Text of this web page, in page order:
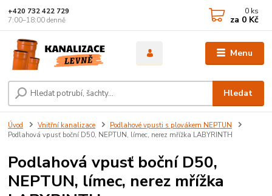
Menu
Hledat
+420 732 422 729
7:00–18:00 denně
0 ks
za 0 Kč
Úvod Vnitřní kanalizace
Podlahové vpusti s plovákem NEPTUN
Podlahová vpusť boční D50, NEPTUN, límec, nerez mřížka LABYRINTH
Podlahová vpusť boční D50,
NEPTUN, límec, nerez mřížka